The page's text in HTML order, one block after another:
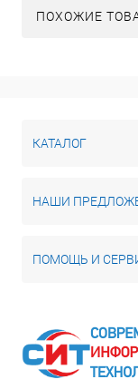
ПОХОЖИЕ
КАТАЛОГ
НАШИ
ПОМОЩЬ И